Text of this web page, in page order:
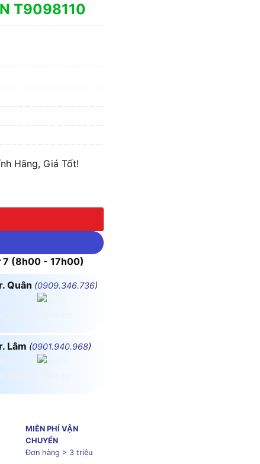
T9098110
Hãng, Giá Tốt!
7 (8h00 - 17h00)
Quân (0909.346.736)
Lâm (0901.940.968)
MIỄN PHÍ VẬN
CHUYỂN
Đơn hàng > 3 triệu